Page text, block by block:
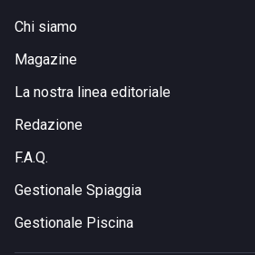
Chi siamo
Magazine
La nostra linea editoriale
Redazione
F.A.Q.
Gestionale Spiaggia
Gestionale Piscina